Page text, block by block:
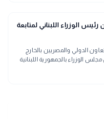
رئيس الوزراء اللبناني لمتابعة
الدولي والمصريين بالخارج
الوزراء بالجمهورية اللبنانية